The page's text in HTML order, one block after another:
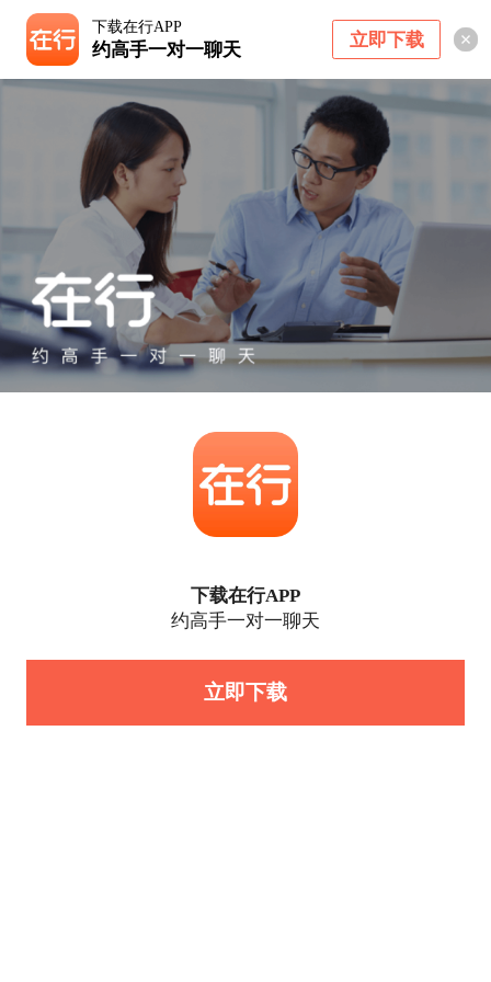
下载在行APP
约高手一对一聊天 立即下载
下载在行APP
约高手一对一聊天
立即下载